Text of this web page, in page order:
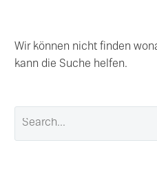
Wir können nicht finden
kann die Suche helfen.